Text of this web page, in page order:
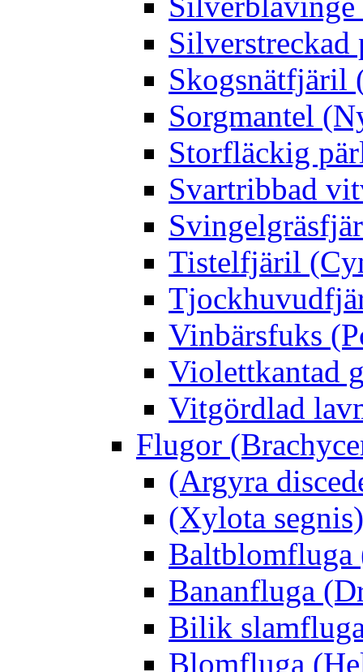
Skogsnätfjäril
Sorgmantel
Storfläckig
Svartribbad
Tistelfjäril
Vinbärsfuks
Violettkantad
Vitgördlad
Flugor
(Argyra
(Xylota segnis)
Baltblomfluga
Bananfluga
Bilik
Blomfluga